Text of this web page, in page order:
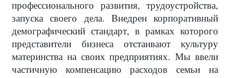
профессионального развития, трудоустройства,
запуска своего дела. Внедрен корпоративный
демографический стандарт, в рамках которого
представители бизнеса отстаивают культуру
материнства на своих предприятиях. Мы ввели
частичную компенсацию расходов семьи на